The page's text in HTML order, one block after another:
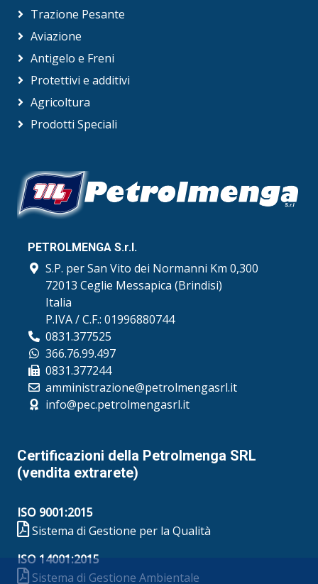
Trazione Pesante
Aviazione
Antigelo e Freni
Protettivi e additivi
Agricoltura
Prodotti Speciali
PETROLMENGA S.r.l.
S.P. per San Vito dei Normanni Km 0,300
72013 Ceglie Messapica (Brindisi)
Italia
P.IVA / C.F.: 01996880744
0831.377525
366.76.99.497
0831.377244
amministrazione@petrolmengasrl.it
info@pec.petrolmengasrl.it
Certificazioni della Petrolmenga SRL
(vendita extrarete)
ISO 9001:2015
Sistema di Gestione per la Qualità
ISO 14001:2015
Sistema di Gestione Ambientale